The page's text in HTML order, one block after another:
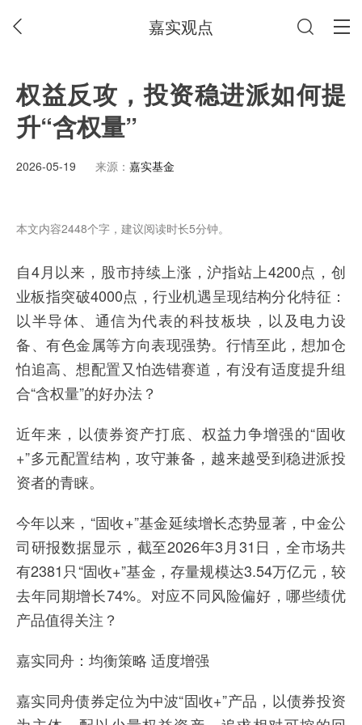
嘉实观点
权益反攻，投资稳进派如何提
升“含权量”
2026-05-19 来源： 嘉实基金
本文内容2448个字，建议阅读时长5分钟。
自4月以来，股市持续上涨，沪指站上4200点，创
业板指突破4000点，行业机遇呈现结构分化特征：
以半导体、通信为代表的科技板块，以及电力设
备、有色金属等方向表现强势。行情至此，想加仓
怕追高、想配置又怕选错赛道，有没有适度提升组
合“含权量”的好办法？
近年来，以债券资产打底、权益力争增强的“固收
+”多元配置结构，攻守兼备，越来越受到稳进派投
资者的青睐。
今年以来，“固收+”基金延续增长态势显著，中金公
司研报数据显示，截至2026年3月31日，全市场共
有2381只“固收+”基金，存量规模达3.54万亿元，较
去年同期增长74%。对应不同风险偏好，哪些绩优
产品值得关注？
嘉实同舟：均衡策略 适度增强
嘉实同舟债券定位为中波“固收+”产品，以债券投资